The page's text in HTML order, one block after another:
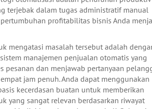
terjebak dalam tugas administratif manual
profitabilitas bisnis Anda
mengatasi masalah tersebut adalah
manajemen penjualan otomatis yang
pesanan dan menjawab pertanyaan
jam penuh. Anda dapat menggunakan
kecerdasan buatan untuk memberikan
yang sangat relevan berdasarkan riwayat